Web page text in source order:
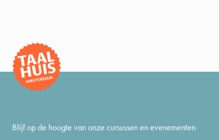
Blijf op de hoogte van onze cursussen en evenementen